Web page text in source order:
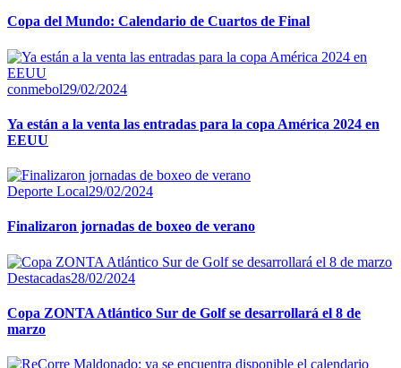
Copa del Mundo: Calendario de Cuartos de Final
conmebol29/02/2024
Ya están a la venta las entradas para la copa América 2024 en
EEUU
Deporte Local29/02/2024
Finalizaron jornadas de boxeo de verano
Destacadas28/02/2024
Copa ZONTA Atlántico Sur de Golf se desarrollará el 8 de
marzo